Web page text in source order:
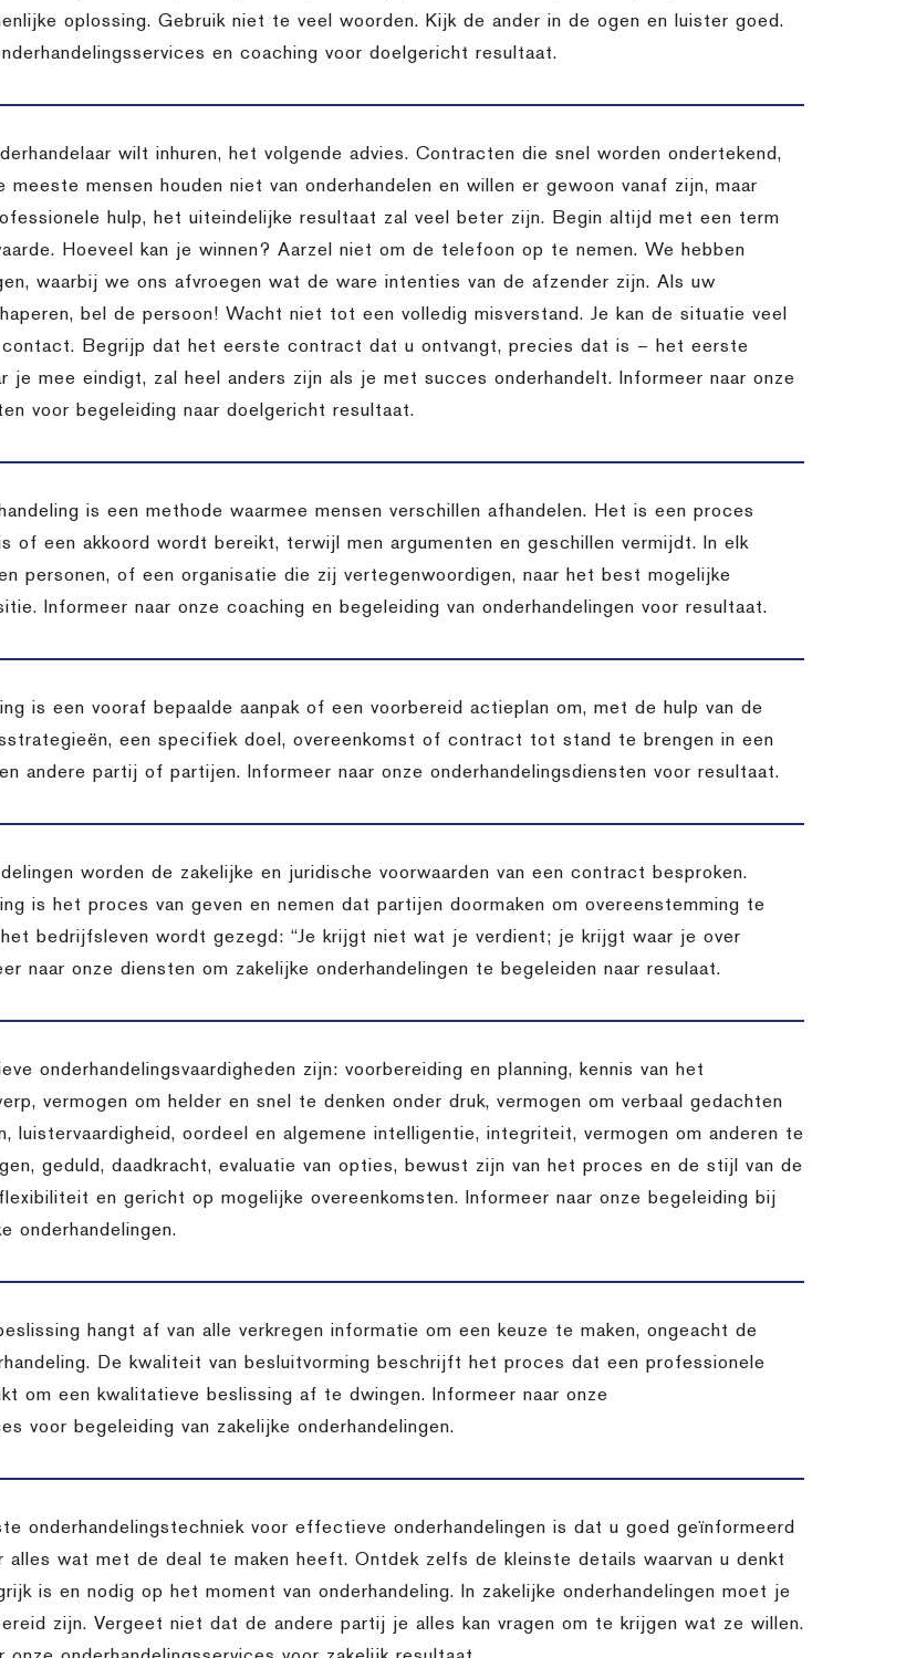
oplossing. Gebruik niet te veel woorden. Kijk de ander in de ogen en luister goed.
en coaching voor doelgericht resultaat.
wilt inhuren, het volgende advies. Contracten die snel worden ondertekend,
meeste mensen houden niet van onderhandelen en willen er gewoon vanaf zijn, maar
hulp, het uiteindelijke resultaat zal veel beter zijn. Begin altijd met een term
Hoeveel kan je winnen? Aarzel niet om de telefoon op te nemen. We hebben
waarbij we ons afvroegen wat de ware intenties van de afzender zijn. Als uw
bel de persoon! Wacht niet tot een volledig misverstand. Je kan de situatie veel
Begrijp dat het eerste contract dat u ontvangt, precies dat is – het eerste
je mee eindigt, zal heel anders zijn als je met succes onderhandelt. Informeer naar onze
voor begeleiding naar doelgericht resultaat.
is een methode waarmee mensen verschillen afhandelen. Het is een proces
of een akkoord wordt bereikt, terwijl men argumenten en geschillen vermijdt. In elk
personen, of een organisatie die zij vertegenwoordigen, naar het best mogelijke
Informeer naar onze coaching en begeleiding van onderhandelingen voor resultaat.
is een vooraf bepaalde aanpak of een voorbereid actieplan om, met de hulp van de
een specifiek doel, overeenkomst of contract tot stand te brengen in een
andere partij of partijen. Informeer naar onze onderhandelingsdiensten voor resultaat.
worden de zakelijke en juridische voorwaarden van een contract besproken.
is het proces van geven en nemen dat partijen doormaken om overeenstemming te
bedrijfsleven wordt gezegd: “Je krijgt niet wat je verdient; je krijgt waar je over
naar onze diensten om zakelijke onderhandelingen te begeleiden naar resulaat.
onderhandelingsvaardigheden zijn: voorbereiding en planning, kennis van het
vermogen om helder en snel te denken onder druk, vermogen om verbaal gedachten
luistervaardigheid, oordeel en algemene intelligentie, integriteit, vermogen om anderen te
geduld, daadkracht, evaluatie van opties, bewust zijn van het proces en de stijl van de
en gericht op mogelijke overeenkomsten. Informeer naar onze begeleiding bij
onderhandelingen.
hangt af van alle verkregen informatie om een keuze te maken, ongeacht de
De kwaliteit van besluitvorming beschrijft het proces dat een professionele
om een kwalitatieve beslissing af te dwingen. Informeer naar onze
voor begeleiding van zakelijke onderhandelingen.
onderhandelingstechniek voor effectieve onderhandelingen is dat u goed geïnformeerd
alles wat met de deal te maken heeft. Ontdek zelfs de kleinste details waarvan u denkt
is en nodig op het moment van onderhandeling. In zakelijke onderhandelingen moet je
zijn. Vergeet niet dat de andere partij je alles kan vragen om te krijgen wat ze willen.